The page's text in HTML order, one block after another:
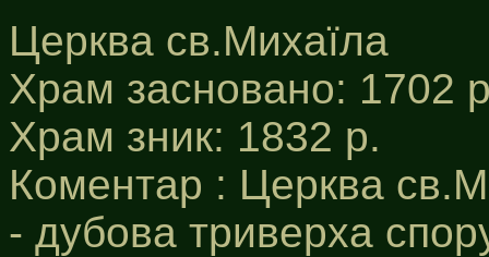
Церква св.Михаїла
Храм засновано: 1702
Храм зник: 1832 р.
Коментар : Церква
- дубова триверха